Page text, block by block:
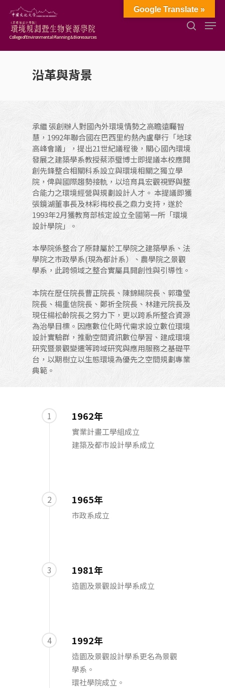
College of Environmental Planning & Bioresources
沿革與背景
承繼 張創辦人對國內外環境情勢之高瞻遠矚智
慧，1992年聯合國在巴西里約熱內盧舉行「地球
高峰會議」，提出21世紀議程後，關心國內環境
發展之建築學系教授蔡添璧博士即提議本校應開
創先鋒整合相關科系設立與環境相關之獨立學
院，俾與國際趨勢接軌，以培育具宏觀視野與整
合能力之環境經營與規劃設計人才。 本提議即獲
張鏡湖董事長及林彩梅校長之鼎力支持，遂於
1993年2月獲教育部核定設立全國第一所「環境
設計學院」。
本學院係整合了原隸屬於工學院之建築學系、法
學院之市政學系(現為都計系）、農學院之景觀
學系，此跨領域之整合實屬具開創性與引導性。
本院在歷任院長曹正院長、陳錦賜院長、郭瓊瑩
院長、楊重信院長、鄭祈全院長、林建元院長及
現任楊松齡院長之努力下，更以跨系所整合資源
為治學目標。因應數位化時代需求設立數位環境
設計實驗群，推動空間資訊數位學習、建成環境
研究暨景觀變遷等跨域研究與應用服務之基礎平
台，以期樹立以生態環境為優先之空間規劃專業
典範。
1 1962年
實業計畫工學組成立
建築及都市設計學系成立
2 1965年
市政系成立
3 1981年
造園及景觀設計學系成立
4 1992年
造園及景觀設計學系更名為景觀
學系。
環社學院成立。
Google Translate »